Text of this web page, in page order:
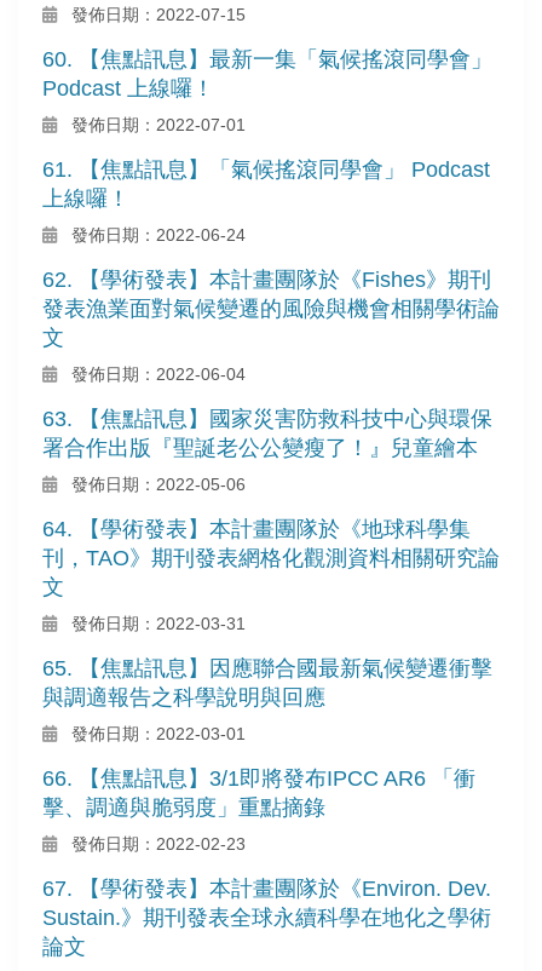
發佈日期：2022-07-15
60. 【焦點訊息】最新一集「氣候搖滾同學會」
Podcast 上線囉！
發佈日期：2022-07-01
61. 【焦點訊息】「氣候搖滾同學會」 Podcast
上線囉！
發佈日期：2022-06-24
62. 【學術發表】本計畫團隊於《Fishes》期刊
發表漁業面對氣候變遷的風險與機會相關學術論
文
發佈日期：2022-06-04
63. 【焦點訊息】國家災害防救科技中心與環保
署合作出版『聖誕老公公變瘦了！』兒童繪本
發佈日期：2022-05-06
64. 【學術發表】本計畫團隊於《地球科學集
刊，TAO》期刊發表網格化觀測資料相關研究論
文
發佈日期：2022-03-31
65. 【焦點訊息】因應聯合國最新氣候變遷衝擊
與調適報告之科學說明與回應
發佈日期：2022-03-01
66. 【焦點訊息】3/1即將發布IPCC AR6 「衝
擊、調適與脆弱度」重點摘錄
發佈日期：2022-02-23
67. 【學術發表】本計畫團隊於《Environ. Dev.
Sustain.》期刊發表全球永續科學在地化之學術
論文